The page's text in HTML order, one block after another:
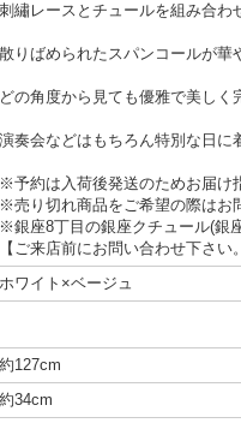
刺繡レースとチュールを組み合わ
散りばめられたスパンコールが華
どの角度から見ても優雅で美しく
演奏会などはもちろん特別な日に
※予約は入荷後発送のためお届け
※売り切れ商品をご希望の際はお
※銀座8丁目の銀座クチュール(銀
【ご来店前にお問い合わせ下さい
ホワイト×ベージュ
約127cm
約34cm